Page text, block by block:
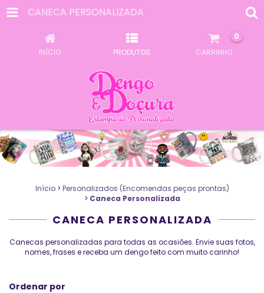
CANECA PERSONALIZADA
INÍCIO PRODUTOS CARRINHO
0
Início > Personalizados (Encomendas peças prontas)
> Caneca Personalizada
CANECA PERSONALIZADA
Canecas personalizadas para todas as ocasiões. Envie suas fotos,
nomes, frases e receba um dengo feito com muito carinho!
Ordenar por